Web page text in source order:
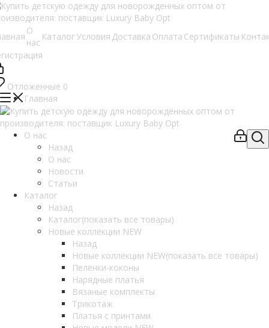
О
нас
Каталог Условия Доставка Оплата Сертификаты
Отложенные 0
Главная
О нас
Назад
О нас
Новости
Статьи
Каталог
Назад
Каталог(показать все товары)
Новые коллекции NEW
Назад
Новые коллекции NEW(показать все товары)
Пелёнки-коконы
Нарядные платья
Вязаные комплекты
Трикотаж
Платья с принтами